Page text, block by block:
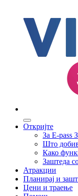
Откријте
За E-pass
Што
Како
Заштеда
Атракции
Планирај и
Цени и траење